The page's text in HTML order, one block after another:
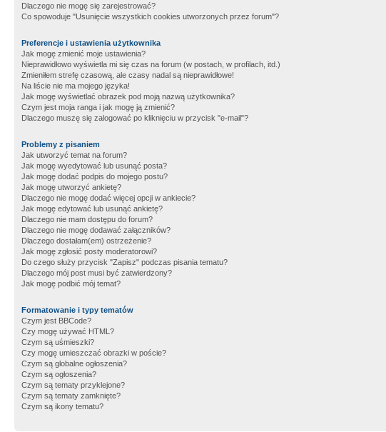
Dlaczego nie mogę się zarejestrować?
Co spowoduje "Usunięcie wszystkich cookies utworzonych przez forum"?
Preferencje i ustawienia użytkownika
Jak mogę zmienić moje ustawienia?
Nieprawidłowo wyświetla mi się czas na forum (w postach, w profilach, itd.)
Zmieniłem strefę czasową, ale czasy nadal są nieprawidłowe!
Na liście nie ma mojego języka!
Jak mogę wyświetlać obrazek pod moją nazwą użytkownika?
Czym jest moja ranga i jak mogę ją zmienić?
Dlaczego muszę się zalogować po kliknięciu w przycisk "e-mail"?
Problemy z pisaniem
Jak utworzyć temat na forum?
Jak mogę wyedytować lub usunąć posta?
Jak mogę dodać podpis do mojego postu?
Jak mogę utworzyć ankietę?
Dlaczego nie mogę dodać więcej opcji w ankiecie?
Jak mogę edytować lub usunąć ankietę?
Dlaczego nie mam dostępu do forum?
Dlaczego nie mogę dodawać załączników?
Dlaczego dostałam(em) ostrzeżenie?
Jak mogę zgłosić posty moderatorowi?
Do czego służy przycisk "Zapisz" podczas pisania tematu?
Dlaczego mój post musi być zatwierdzony?
Jak mogę podbić mój temat?
Formatowanie i typy tematów
Czym jest BBCode?
Czy mogę używać HTML?
Czym są uśmieszki?
Czy mogę umieszczać obrazki w poście?
Czym są globalne ogłoszenia?
Czym są ogłoszenia?
Czym są tematy przyklejone?
Czym są tematy zamknięte?
Czym są ikony tematu?